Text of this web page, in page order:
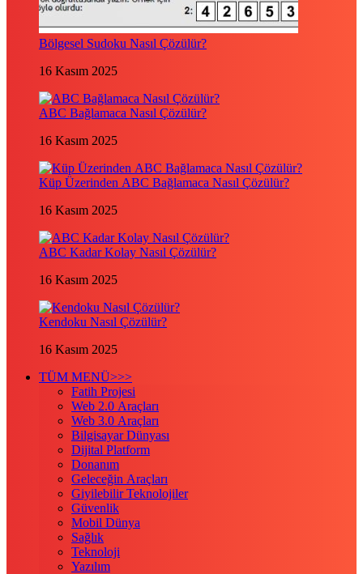
Bölgesel Sudoku Nasıl Çözülür?
16 Kasım 2025
ABC Bağlamaca Nasıl Çözülür?
16 Kasım 2025
Küp Üzerinden ABC Bağlamaca Nasıl Çözülür?
16 Kasım 2025
ABC Kadar Kolay Nasıl Çözülür?
16 Kasım 2025
Kendoku Nasıl Çözülür?
16 Kasım 2025
TÜM MENÜ>>>
Fatih Projesi
Web 2.0 Araçları
Web 3.0 Araçları
Bilgisayar Dünyası
Dijital Platform
Donanım
Geleceğin Araçları
Giyilebilir Teknolojiler
Güvenlik
Mobil Dünya
Sağlık
Teknoloji
Yazılım